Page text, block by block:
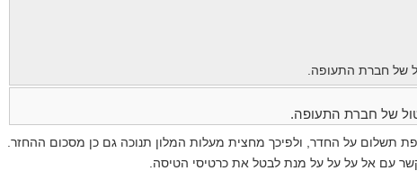
של חברת התעופה.
של חברת התעופה.
תשלום על החדר, ולפיכך מחצית מעלות המלון תנוכה גם כן מסכום ההחזר.
עם אל על על על מנת לבטל את כרטיסי הטיסה.